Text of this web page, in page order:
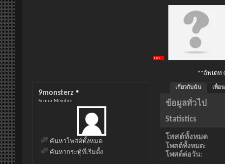
**อัพเดท
9monsterz
Senior Member
ค้นหาโพสต์ทั้งหมด
ค้นหากระทู้ที่เริ่มตั้ง
เกี่ยวกับฉัน เพื่อน
ข้อมูลทั่วไป
Statistics
โพสต์ทั้งหมด
โพสต์ทั้งหมด
โพสต์ต่อวัน